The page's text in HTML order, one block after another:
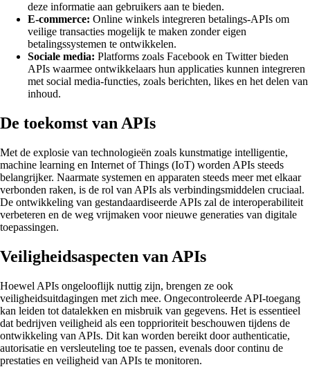
deze informatie aan gebruikers aan te bieden.
E-commerce: Online winkels integreren betalings-APIs om
veilige transacties mogelijk te maken zonder eigen
betalingssystemen te ontwikkelen.
Sociale media: Platforms zoals Facebook en Twitter bieden
APIs waarmee ontwikkelaars hun applicaties kunnen integreren
met social media-functies, zoals berichten, likes en het delen van
inhoud.
De toekomst van APIs
Met de explosie van technologieën zoals kunstmatige intelligentie,
machine learning en Internet of Things (IoT) worden APIs steeds
belangrijker. Naarmate systemen en apparaten steeds meer met elkaar
verbonden raken, is de rol van APIs als verbindingsmiddelen cruciaal.
De ontwikkeling van gestandaardiseerde APIs zal de interoperabiliteit
verbeteren en de weg vrijmaken voor nieuwe generaties van digitale
toepassingen.
Veiligheidsaspecten van APIs
Hoewel APIs ongelooflijk nuttig zijn, brengen ze ook
veiligheidsuitdagingen met zich mee. Ongecontroleerde API-toegang
kan leiden tot datalekken en misbruik van gegevens. Het is essentieel
dat bedrijven veiligheid als een topprioriteit beschouwen tijdens de
ontwikkeling van APIs. Dit kan worden bereikt door authenticatie,
autorisatie en versleuteling toe te passen, evenals door continu de
prestaties en veiligheid van APIs te monitoren.